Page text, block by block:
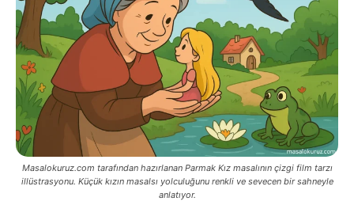
Masalokuruz.com tarafından hazırlanan Parmak Kız masalının çizgi film tarzı
illüstrasyonu. Küçük kızın masalsı yolculuğunu renkli ve sevecen bir sahneyle
anlatıyor.